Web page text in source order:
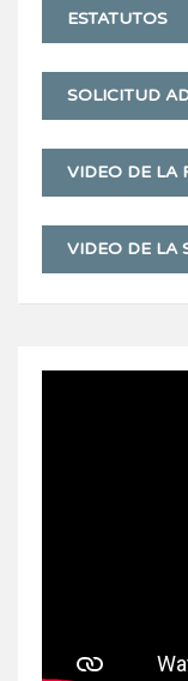
ESTATUTOS
SOLICITUD
VIDEO DE LA
VIDEO DE LA